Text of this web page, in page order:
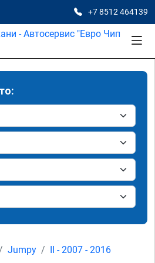
+7 8512 464139
Jumpy
II - 2007 - 2016